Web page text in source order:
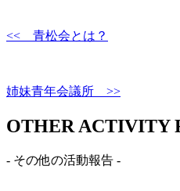
<< 青松会とは？
姉妹青年会議所 >>
OTHER ACTIVITY
- その他の活動報告 -